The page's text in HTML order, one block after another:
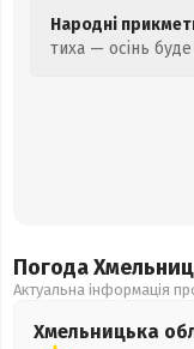
Народні
тиха — осінь
Погода
Актуальна інформація
Хмельницька